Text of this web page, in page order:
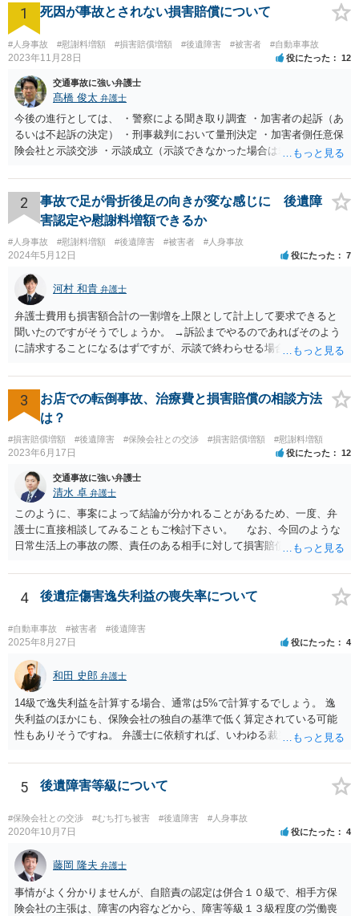
1 死因が事故とされない損害賠償について
#人身事故 #慰謝料増額 #損害賠償増額 #後遺障害 #被害者 #自動車事故
2023年11月28日 役にたった 12
交通事故に強い弁護士
髙橋 俊太 弁護士
今後の進行としては、 ・警察による聞き取り調査 ・加害者の起訴（あ
るいは不起訴の決定） ・刑事裁判において量刑決定 ・加害者側任意保
険会社と示談交渉 ・示談成立（示談できなかった場合は裁判） となり
加害者に対する処罰感情など尋ねられるはずですので、率直にお答え
になるとよいと思います。
2
事故で足が骨折後足の向きが変な感じに 後遺障
害認定や慰謝料増額できるか
#人身事故 #慰謝料増額 #後遺障害 #被害者 #人身事故
2024年5月12日 役にたった 7
河村 和貴 弁護士
弁護士費用も損害額合計の一割増を上限として計上して要求できると
聞いたのですがそうでしょうか。 →訴訟までやるのであればそのよう
に請求することになるはずですが、示談で終わらせる場合には、そこ
ならほとんど充足できるか多くが返ってくるイメージなので頼むのも
いいかなと思うのですが。 →LAC基準でもそうかもしれませんし、交
通事故事案ではより定額の費用としている法律事務所も多いように思
います。費用面も含めて、弁護士さんを検討してみるとよいかもしれ
ませんね。 かなり具体的な話も多くなっているので、法律事務所に問
い合わせてみるとよいと思います。
3
お店での転倒事故、治療費と損害賠償の相談方法
は？
#損害賠償増額 #後遺障害 #保険会社との交渉 #損害賠償増額 #慰謝料増額
2023年6月17日 役にたった 12
交通事故に強い弁護士
清水 卓 弁護士
このように、事案によって結論が分かれることがあるため、一度、弁
護士に直接相談してみることもご検討下さい。 なお、今回のような
日常生活上の事故の際、責任のある相手に対して損害賠償請求する際
す（ご自宅の火災保険や自動車の任意保険等を確認してみて下さい。
加入したつもりがなくても、確認してみたら付いていたということが
4 後遺症傷害逸失利益の喪失率について
#自動車事故 #被害者 #後遺障害
2025年8月27日 役にたった 4
和田 史郎 弁護士
14級で逸失利益を計算する場合、通常は5%で計算するでしょう。 逸
失利益のほかにも、保険会社の独自の基準で低く算定されている可能
性もありそうですね。 弁護士に依頼すれば、いわゆる裁判基準程度の
5 後遺障害等級について
#保険会社との交渉 #むち打ち被害 #後遺障害 #人身事故
2020年10月7日 役にたった 4
藤岡 隆夫 弁護士
事情がよく分かりませんが、自賠責の認定は併合１０級で、相手方保
険会社の主張は、障害の内容などから、障害等級１３級程度の労働喪